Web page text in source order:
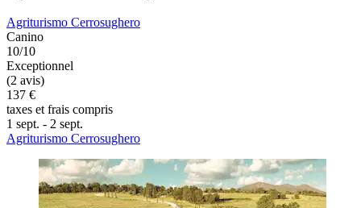
Agriturismo Cerrosughero
Canino
10/10
Exceptionnel
(2 avis)
137 €
taxes et frais compris
1 sept. - 2 sept.
Agriturismo Cerrosughero